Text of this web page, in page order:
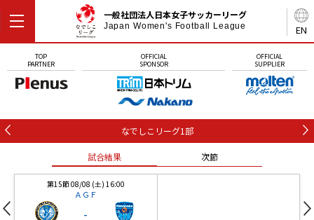
EN
一般社団法人日本女子サッカーリーグ
Japan Women's Football League
TOP
PARTNER
OFFICIAL
SPONSOR
OFFICIAL
SUPPLIER
なでしこリーグ1部
試合結果 次節
第15節 08/08 (土) 16:00
ＡＧＦ
-